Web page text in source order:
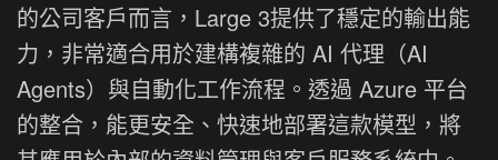
的公司客戶而言，Large 3提供了穩定的輸出能
力，非常適合用於建構複雜的 AI 代理（AI
Agents）與自動化工作流程。透過 Azure 平台
的整合，能更安全、快速地部署這款模型，將